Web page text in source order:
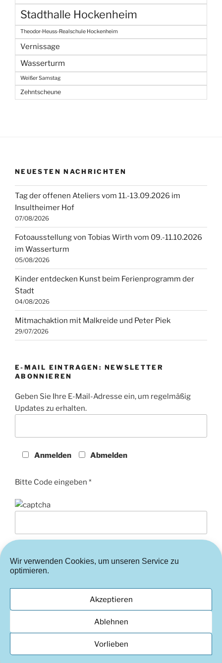
Wir verwenden Cookies, um unseren Service zu
optimieren.
Akzeptieren
Ablehnen
Vorlieben
Stadthalle Hockenheim
Theodor-Heuss-Realschule Hockenheim
Vernissage
Wasserturm
Weißer Samstag
Zehntscheune
NEUESTEN NACHRICHTEN
Tag der offenen Ateliers vom 11.-13.09.2026 im
Insultheimer Hof
07/08/2026
Fotoausstellung von Tobias Wirth vom 09.-11.10.2026
im Wasserturm
05/08/2026
Kinder entdecken Kunst beim Ferienprogramm der
Stadt
04/08/2026
Mitmachaktion mit Malkreide und Peter Piek
29/07/2026
E-MAIL EINTRAGEN: NEWSLETTER
ABONNIEREN
Geben Sie Ihre E-Mail-Adresse ein, um regelmäßig
Updates zu erhalten.
Anmelden Abmelden
Bitte Code eingeben *
Cookie-
Richtlinie